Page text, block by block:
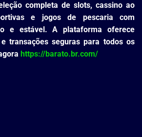
completa de slots, cassino ao
e jogos de pescaria com
e estável. A plataforma oferece
transações seguras para todos os
https://barato.br.com/